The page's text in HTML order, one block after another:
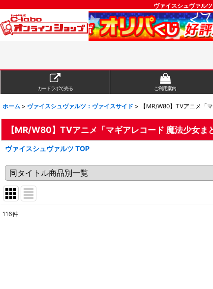
ヴァイスシュヴァル
カードラボで売る ご利用案内
ホーム > ヴァイスシュヴァルツ：ヴァイスサイド > 【MR/W80】TVアニメ「
【MR/W80】TVアニメ「マギアレコード 魔法少女ま
ヴァイスシュヴァルツ TOP
116件